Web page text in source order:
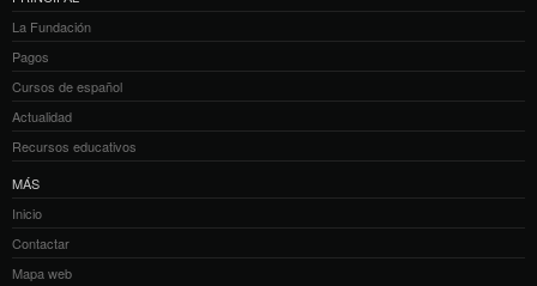
La Fundación
Pagos
Cursos de español
Actualidad
Recursos educativos
MÁS
Inicio
Contactar
Mapa web